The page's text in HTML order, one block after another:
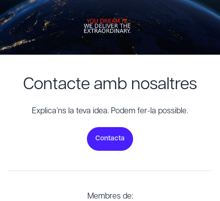
Contacte amb nosaltres
Explica’ns la teva idea. Podem fer-la possible.
Contacta
Membres de: